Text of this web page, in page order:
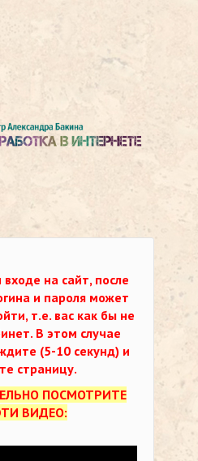
входе на сайт, после
и пароля может
т.е. вас как бы не
В этом случае
(5-10 секунд) и
страницу.
ПОСМОТРИТЕ
ВИДЕО: